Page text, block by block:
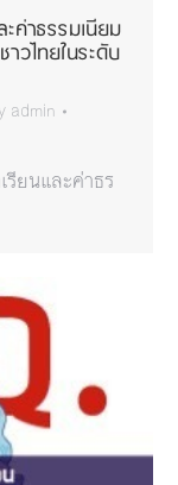
ค่าธรรมเนียม
วไทยในระดับ
admin
ยนและค่าธร